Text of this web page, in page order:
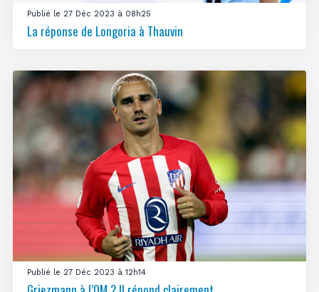
Publié le 27 Déc 2023 à 08h25
La réponse de Longoria à Thauvin
Publié le 27 Déc 2023 à 12h14